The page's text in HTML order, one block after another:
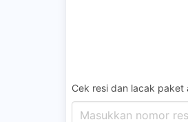
Cek resi dan lacak